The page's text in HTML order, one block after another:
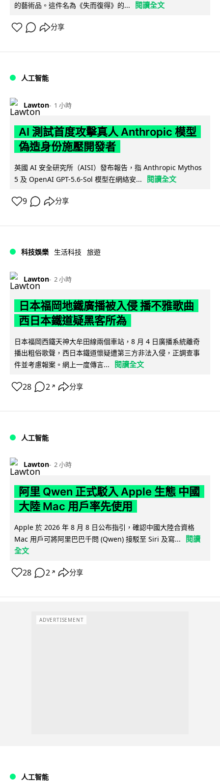
的藝術品。這件名為《失而復得》的... 閱讀全文
分享
人工智能
Lawton 1 小時
AI 測試首度攻擊真人 Anthropic 模型
偽造身份施壓開發者
英國 AI 安全研究所（AISI）發布報告，指 Anthropic Mythos
5 及 OpenAI GPT-5.6-Sol 模型在網絡安...
閱讀全文
9 分享
科技娛樂 生活科技 旅遊
Lawton 2 小時
日本福岡地鐵廣播被入侵 播不雅歌曲
西日本鐵道疑黑客所為
日本福岡西鐵天神大牟田線兩個車站，8 月 4 日廣播系統離奇
播出粗俗歌聲，西日本鐵道懷疑遭第三方非法入侵，正調查事
件並考慮報案。網上一度傳言...
閱讀全文
28 2 ↗ 分享
人工智能
Lawton 2 小時
阿里 Qwen 正式駁入 Apple 生態 中國
大陸 Mac 用戶率先使用
Apple 於 2026 年 8 月 8 日公布指引，確認中國大陸合資格
Mac 用戶可將阿里巴巴千問 (Qwen) 接駁至 Siri 及寫...
閱讀
全文
28 2 ↗ 分享
ADVERTISEMENT
人工智能